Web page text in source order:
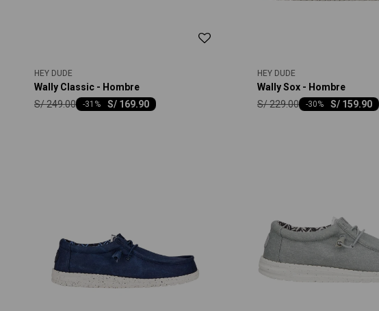
HEY DUDE
Wally Classic - Hombre
S/ 169.90
-31
S/249.00
HEY DUDE
Wally Sox - Hombre
S/ 159.90
-30
S/229.00